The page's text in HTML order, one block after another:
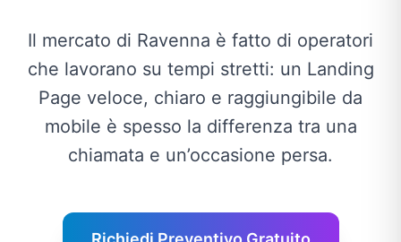
Il mercato di Ravenna è fatto di operatori
che lavorano su tempi stretti: un Landing
Page veloce, chiaro e raggiungibile da
mobile è spesso la differenza tra una
chiamata e un’occasione persa.